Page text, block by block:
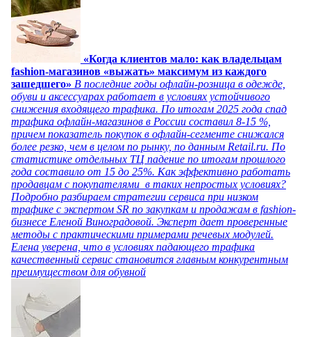
«Когда клиентов мало: как владельцам
fashion-магазинов «выжать» максимум из каждого
зашедшего» В последние годы офлайн-розница в одежде,
обуви и аксессуарах работает в условиях устойчивого
снижения входящего трафика. По итогам 2025 года спад
трафика офлайн-магазинов в России составил 8-15 %,
причем показатель покупок в офлайн-сегменте снижался
более резко, чем в целом по рынку, по данным Retail.ru. По
статистике отдельных ТЦ падение по итогам прошлого
года составило от 15 до 25%. Как эффективно работать
продавцам с покупателями в таких непростых условиях?
Подробно разбираем стратегии сервиса при низком
трафике с экспертом SR по закупкам и продажам в fashion-
бизнесе Еленой Виноградовой. Эксперт дает проверенные
методы с практическими примерами речевых модулей.
Елена уверена, что в условиях падающего трафика
качественный сервис становится главным конкурентным
преимуществом для обувной